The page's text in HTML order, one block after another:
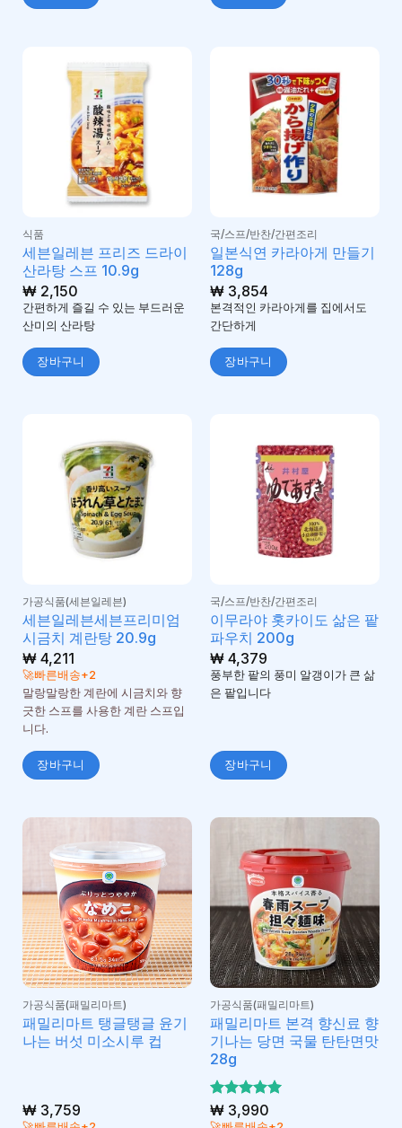
식품
세븐일레븐 프리즈 드라이
산라탕 스프 10.9g
₩2,150
간편하게 즐길 수 있는 부드러운
산미의 산라탕
장바구니
국/스프/반찬/간편조리
일본식연 카라아게 만들기
128g
₩3,854
본격적인 카라아게를 집에서도
간단하게
장바구니
가공식품(세븐일레븐)
세븐일레븐세븐프리미엄
시금치 계란탕 20.9g
₩4,211
🚀빠른배송+2
말랑말랑한 계란에 시금치와 향
긋한 스프를 사용한 계란 스프입
니다.
장바구니
국/스프/반찬/간편조리
이무라야 홋카이도 삶은 팥
파우치 200g
₩4,379
풍부한 팥의 풍미 알갱이가 큰 삶
은 팥입니다
장바구니
가공식품(패밀리마트)
패밀리마트 탱글탱글 윤기
나는 버섯 미소시루 컵
₩3,759
가공식품(패밀리마트)
패밀리마트 본격 향신료 향
기나는 당면 국물 탄탄면맛
28g
5 중에서
5로 평가
₩3,990